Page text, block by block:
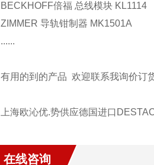
BECKHOFF倍福 总线模块 KL1114
ZIMMER 导轨钳制器 MK1501A
......
有用的到的产品 欢迎联系我询价订
上海欧沁优.势供应德国进口
在线咨询